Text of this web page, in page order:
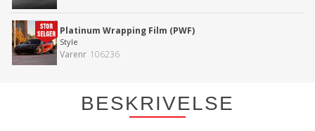
Platinum Wrapping Film (PWF)
Style
Varenr 106236
BESKRIVELSE